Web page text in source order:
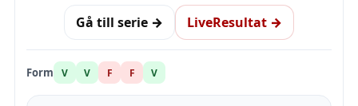
Gå till serie → LiveResultat →
Form V V F F V